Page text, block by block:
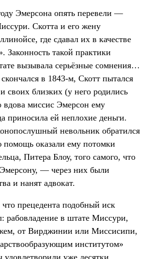
Эмерсона опять перевели —
Скотта и его жену
где сдавал их в качестве
Законность такой практики
вызывала серьёзные сомнения…
в 1843-м, Скотт пытался
своих близких (у него родились
вдова миссис Эмерсон ему
приносила ей неплохие деньги.
невольник обратился
оказали ему потомки
Питера Блоу, того самого, что
— через них были
и нанят адвокат.
прецедента подобный иск
рабовладение в штате Миссури,
от Вирджинии или Миссисипи,
институтом»
уже десятки